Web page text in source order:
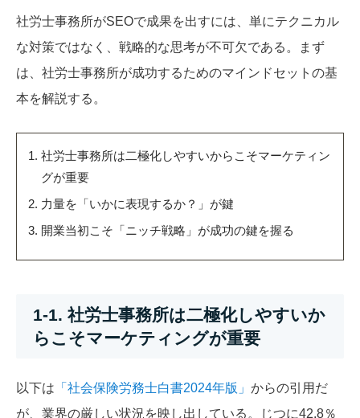
社労士事務所がSEOで成果を出すには、単にテクニカル
な対策ではなく、戦略的な思考が不可欠である。まず
は、社労士事務所が成功するためのマインドセットの基
本を解説する。
社労士事務所は二極化しやすいからこそマーケティン
グが重要
力量を「いかに表現するか？」が鍵
開業当初こそ「ニッチ戦略」が成功の鍵を握る
1-1. 社労士事務所は二極化しやすいか
らこそマーケティングが重要
以下は 「社会保険労務士白書2024年版」 からの引用だ
が、業界の厳しい状況を映し出している。じつに42.8％